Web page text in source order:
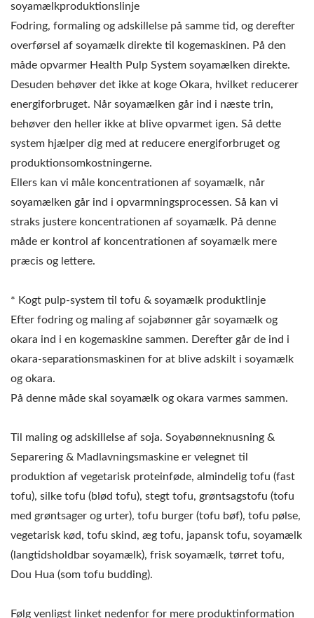
soyamælkproduktionslinje
Fodring, formaling og adskillelse på samme tid, og derefter
overførsel af soyamælk direkte til kogemaskinen. På den
måde opvarmer Health Pulp System soyamælken direkte.
Desuden behøver det ikke at koge Okara, hvilket reducerer
energiforbruget. Når soyamælken går ind i næste trin,
behøver den heller ikke at blive opvarmet igen. Så dette
system hjælper dig med at reducere energiforbruget og
produktionsomkostningerne.
Ellers kan vi måle koncentrationen af soyamælk, når
soyamælken går ind i opvarmningsprocessen. Så kan vi
straks justere koncentrationen af soyamælk. På denne
måde er kontrol af koncentrationen af soyamælk mere
præcis og lettere.
* Kogt pulp-system til tofu & soyamælk produktlinje
Efter fodring og maling af sojabønner går soyamælk og
okara ind i en kogemaskine sammen. Derefter går de ind i
okara-separationsmaskinen for at blive adskilt i soyamælk
og okara.
På denne måde skal soyamælk og okara varmes sammen.
Til maling og adskillelse af soja. Soyabønneknusning &
Separering & Madlavningsmaskine er velegnet til
produktion af vegetarisk proteinføde, almindelig tofu (fast
tofu), silke tofu (blød tofu), stegt tofu, grøntsagstofu (tofu
med grøntsager og urter), tofu burger (tofu bøf), tofu pølse,
vegetarisk kød, tofu skind, æg tofu, japansk tofu, soyamælk
(langtidsholdbar soyamælk), frisk soyamælk, tørret tofu,
Dou Hua (som tofu budding).
Følg venligst linket nedenfor for mere produktinformation